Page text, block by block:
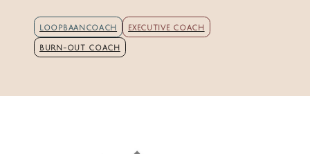
LOOPBAANCOACH EXECUTIVE COACH
BURN-OUT COACH